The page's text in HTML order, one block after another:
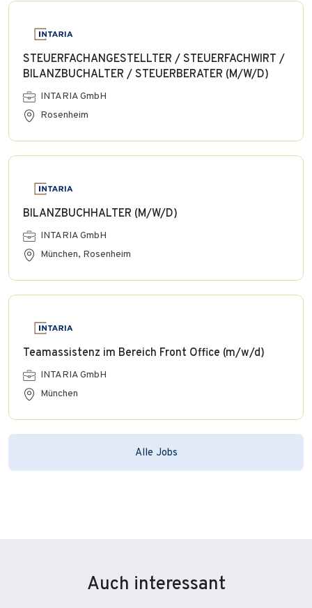
STEUERFACHANGESTELLTER / STEUERFACHWIRT /
BILANZBUCHALTER / STEUERBERATER (M/W/D)
INTARIA GmbH
Rosenheim
BILANZBUCHHALTER (M/W/D)
INTARIA GmbH
München, Rosenheim
Teamassistenz im Bereich Front Office (m/w/d)
INTARIA GmbH
München
Alle Jobs
Auch interessant